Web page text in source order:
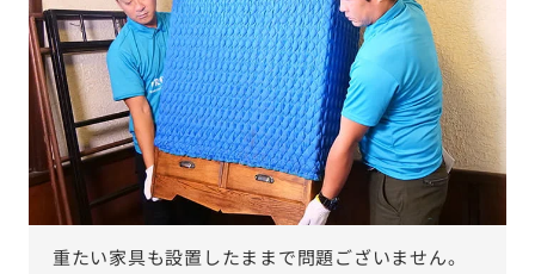
重たい家具も設置したままで問題ございません。